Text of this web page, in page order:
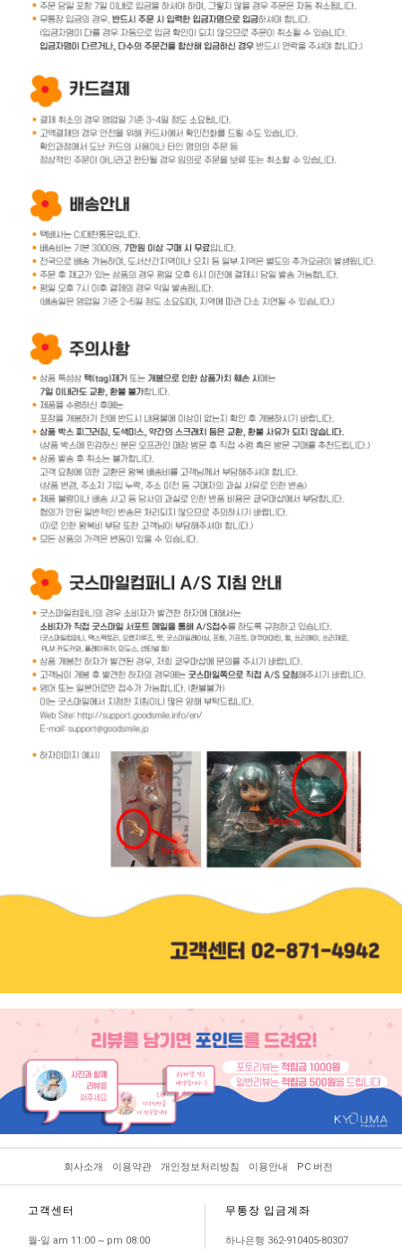
회사소개 이용약관 개인정보처리방침 이용안내 PC 버전
고객센터
월-일 am 11:00 ~ pm 08:00
무통장 입금계좌
하나은행 362-910405-80307